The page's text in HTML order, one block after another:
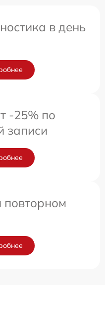
в день
-25% по
записи